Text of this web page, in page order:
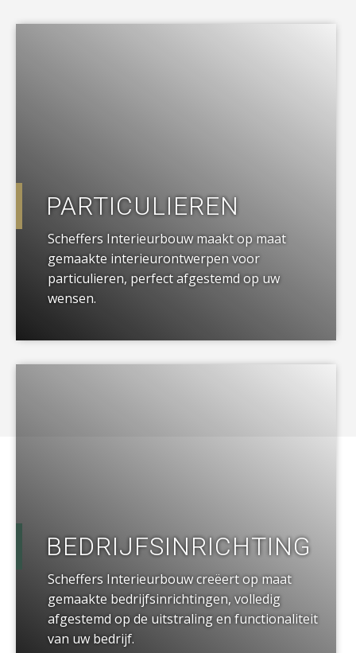
PARTICULIEREN
Scheffers Interieurbouw maakt op maat
gemaakte interieurontwerpen voor
particulieren, perfect afgestemd op uw
wensen.
BEDRIJFSINRICHTING
Scheffers Interieurbouw creëert op maat
gemaakte bedrijfsinrichtingen, volledig
afgestemd op de uitstraling en functionaliteit
van uw bedrijf.